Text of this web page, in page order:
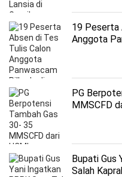
19 Peserta
Anggota
PG
MMSCFD
Bupati Gus
Salah